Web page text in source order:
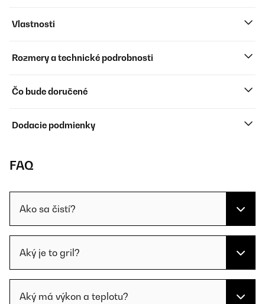
Vlastnosti
Rozmery a technické podrobnosti
Čo bude doručené
Dodacie podmienky
FAQ
Ako sa čistí?
Aký je to gril?
Aký má výkon a teplotu?